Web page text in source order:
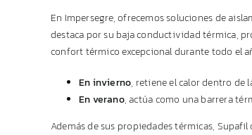
En Impersegre, ofrecemos soluciones de
destaca por su baja conductividad térmica,
confort térmico excepcional durante todo el
En invierno, retiene el calor dentro de
En verano, actúa como una barrera
Además de sus propiedades térmicas,